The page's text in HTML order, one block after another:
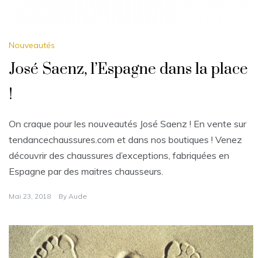
Nouveautés
José Saenz, l’Espagne dans la place
!
On craque pour les nouveautés José Saenz ! En vente sur
tendancechaussures.com et dans nos boutiques ! Venez
découvrir des chaussures d’exceptions, fabriquées en
Espagne par des maitres chausseurs.
Mai 23, 2018 By Aude